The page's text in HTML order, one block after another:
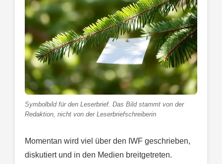
Symbolbild für den Leserbrief. Das Bild stammt von der
Redaktion, nicht von der Leserbriefschreiberin
Momentan wird viel über den IWF geschrieben,
diskutiert und in den Medien breitgetreten.